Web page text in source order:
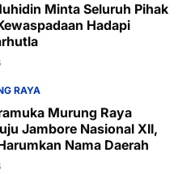
Minta Seluruh Pihak
Hadapi
RAYA
Murung Raya
Jambore Nasional XII,
Nama Daerah